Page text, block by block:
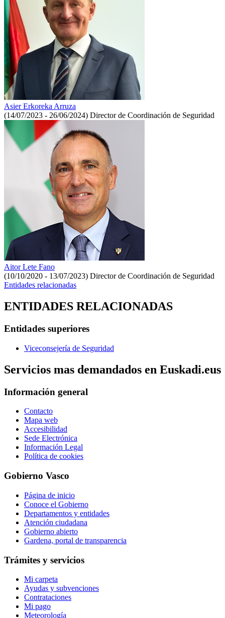
Asier Erkoreka Arruza
(14/07/2023 - 26/06/2024) Director de Coordinación de Seguridad
Aitor Lete Fano
(10/10/2020 - 13/07/2023) Director de Coordinación de Seguridad
Entidades relacionadas
ENTIDADES RELACIONADAS
Entidades superiores
Viceconsejería de Seguridad
Servicios mas demandados en Euskadi.eus
Información general
Contacto
Mapa web
Accesibilidad
Sede Electrónica
Información Legal
Política de cookies
Gobierno Vasco
Página de inicio
Conoce el Gobierno
Departamentos y entidades
Atención ciudadana
Gobierno abierto
Gardena, portal de transparencia
Trámites y servicios
Mi carpeta
Ayudas y subvenciones
Contrataciones
Mi pago
Meteorología